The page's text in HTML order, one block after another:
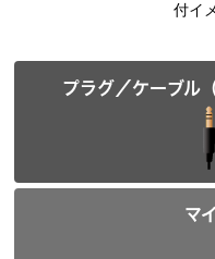
付イ
プラグ／ケーブル
マ